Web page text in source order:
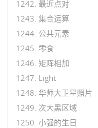
1242. 最近点对
1243. 集合运算
1244. 公共元素
1245. 零食
1246. 矩阵相加
1247. Light
1248. 华师大卫星照片
1249. 次大黑区域
1250. 小强的生日